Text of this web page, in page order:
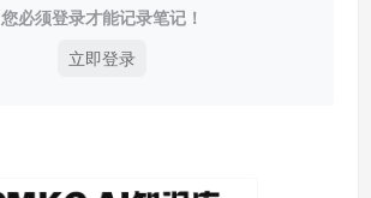
您必须登录才能记录笔记！
立即登录